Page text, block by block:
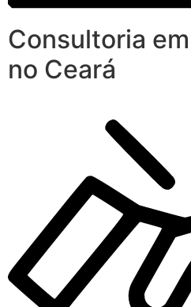
Consultoria
no Ceará